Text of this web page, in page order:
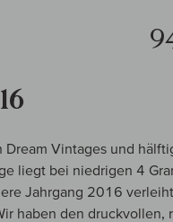
Vintages und
liegt bei niedrigen 4
Jahrgang 2016
haben den druckvollen,